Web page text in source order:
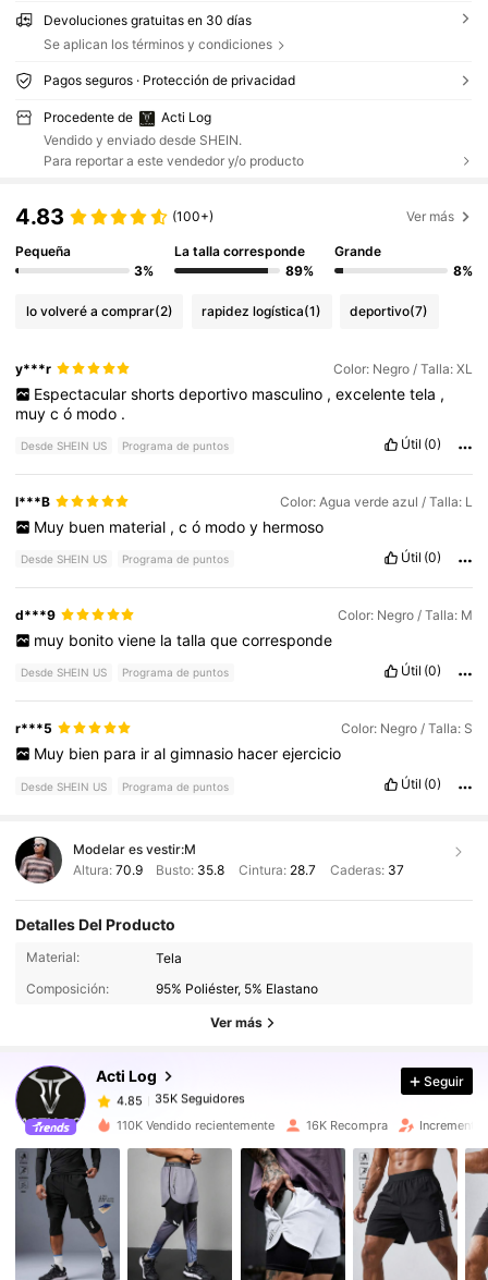
Devoluciones gratuitas en 30 días
Se aplican los términos y condiciones
Pagos seguros · Protección de privacidad
Procedente de
Acti Log
Vendido y enviado desde SHEIN.
Para reportar a este vendedor y/o producto
4.83 (100+) Ver más
Pequeña
3%
La talla corresponde
89%
Grande
8%
lo volveré a comprar(2) rapidez logística(1) deportivo(7)
y***r Color: Negro / Talla: XL
Espectacular shorts deportivo masculino , excelente tela ,
muycó modo .
Desde SHEIN US Programa de puntos Útil (0)
l***B Color: Agua verde azul / Talla: L
Muy buen material , c ó modo y hermoso
Desde SHEIN US Programa de puntos Útil (0)
d***9 Color: Negro / Talla: M
muy bonito viene la talla que corresponde
Desde SHEIN US Programa de puntos Útil (0)
r***5 Color: Negro / Talla: S
Muy bien para ir al gimnasio hacer ejercicio
Desde SHEIN US Programa de puntos Útil (0)
Modelar es vestir:M
Altura: 70.9 Busto: 35.8 Cintura: 28.7 Caderas: 37
Detalles Del Producto
Material:
Tela
Composición:
95% Poliéster, 5% Elastano
Ver más
Acti Log
35K Seguidores
35K Seguidores
4.85
35K Seguidores
35K Seguidores
35K Seguidores
Seguir
110K Vendido recientemente 16K Recompra Incremento